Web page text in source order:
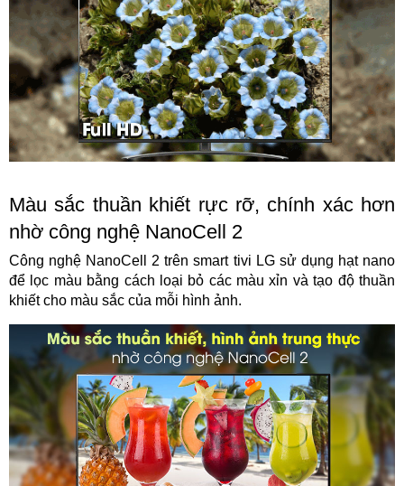
Màu sắc thuần khiết rực rỡ, chính xác hơn
nhờ công nghệ NanoCell 2
Công nghệ NanoCell 2 trên smart tivi LG sử dụng hạt nano
để lọc màu bằng cách loại bỏ các màu xỉn và tạo độ thuần
khiết cho màu sắc của mỗi hình ảnh.